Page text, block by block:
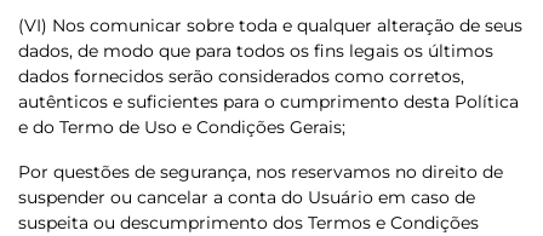
(VI) Nos comunicar sobre toda e qualquer alteração de seus
dados, de modo que para todos os fins legais os últimos
dados fornecidos serão considerados como corretos,
autênticos e suficientes para o cumprimento desta Política
e do Termo de Uso e Condições Gerais;
Por questões de segurança, nos reservamos no direito de
suspender ou cancelar a conta do Usuário em caso de
suspeita ou descumprimento dos Termos e Condições